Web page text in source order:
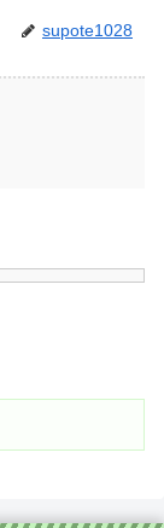
supote1028